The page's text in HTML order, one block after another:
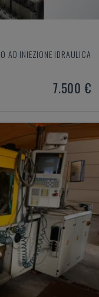
AD INIEZIONE IDRAULICA
7.500 €